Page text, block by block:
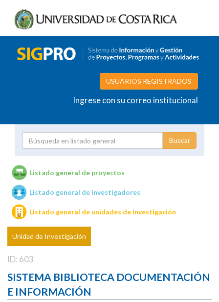
USUARIOS REGISTRADOS
Ingrese con su correo institucional
Unidades de investigación
Listado general de proyectos
Listado general de investigadores
Listado general de unidades de investigación
Unidad de Investigación
ID: 603
SISTEMA BIBLIOTECA DOCUMENTACIÓN
E INFORMACIÓN